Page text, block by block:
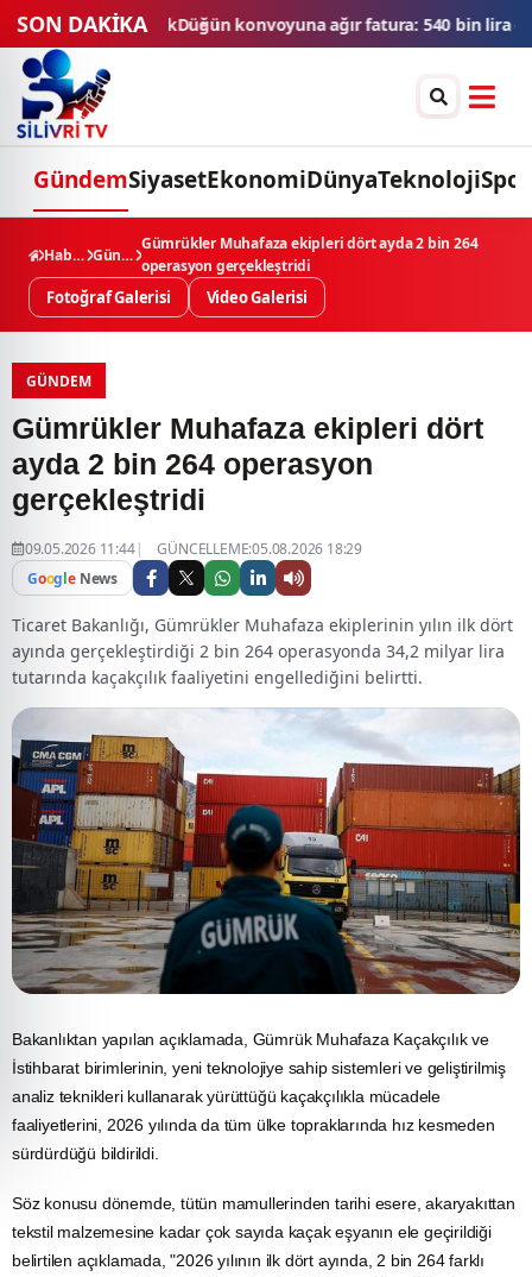
SON DAKİKA
ağır fatura: 540 bin lira ceza, 6 araç trafikten men edildi
GündemSiyasetEkonomiDünyaTeknolojiSpor
Haberler Gündem
Gümrükler Muhafaza ekipleri dört ayda 2 bin 264
operasyon gerçekleştridi
Fotoğraf Galerisi Video Galerisi
GÜNDEM
Gümrükler Muhafaza ekipleri dört
ayda 2 bin 264 operasyon
gerçekleştridi
09.05.2026 11:44
GÜNCELLEME:05.08.2026 18:29
Google News
Ticaret Bakanlığı, Gümrükler Muhafaza ekiplerinin yılın ilk dört
ayında gerçekleştirdiği 2 bin 264 operasyonda 34,2 milyar lira
tutarında kaçakçılık faaliyetini engellediğini belirtti.
Bakanlıktan yapılan açıklamada, GümrükMuhafaza Kaçakçılıkve
İstihbarat birimlerinin, yeni teknolojiye sahip sistemleri ve geliştirilmiş
analiz teknikleri kullanarak yürüttüğü kaçakçılıkla mücadele
faaliyetlerini, 2026 yılında da tüm ülke topraklarında hız kesmeden
sürdürdüğü bildirildi.
Söz konusu dönemde,tütün mamullerinden tarihi esere, akaryakıttan
tekstil malzemesine kadar çok sayıda kaçak eşyanın ele geçirildiği
belirtilen açıklamada, "2026 yılının ilk dört ayında, 2 bin 264 farklı